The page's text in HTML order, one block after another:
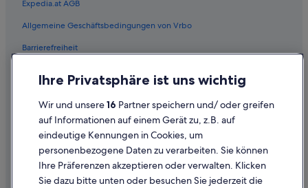
Flüge von Ankara (ESB) nach Wien (VIE)
Flüge von Rom (FCO) nach Wien (VIE)
Flüge von Fès (FEZ) nach Wien (VIE)
Flüge von Frankfurt (FRA) nach Wien (VIE)
Flüge von Rio de Janeiro (GIG) nach Wien (VIE)
Flüge von Seoul (GMP) nach Wien (VIE)
Flüge von Rügen (GTI) nach Wien (VIE)
Flüge von Genf (GVA) nach Wien (VIE)
Expedia.at AGB
Allgemeine Geschäftsbedingungen von Vrbo
Barrierefreiheit
Rechtliche Hinweise/Kontakt
Inhaltsrichtlinien und Melden von Inhalten
Ihre Privatsphäre ist uns wichtig
Wir und unsere16 Partner speichern und/ oder greifen
auf Informationen auf einem Gerät zu, z.B. auf
eindeutige Kennungen in Cookies, um
personenbezogene Daten zu verarbeiten. Sie können
Ihre Präferenzen akzeptieren oder verwalten. Klicken
Sie dazu bitte unten oder besuchen Sie jederzeit die